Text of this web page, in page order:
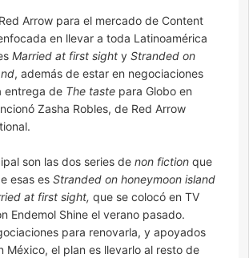
Arrow para el mercado de Content
en llevar a toda Latinoamérica
Married at first sight y Stranded on
, además de estar en negociaciones
entrega de The taste para Globo en
Zasha Robles, de Red Arrow
son las dos series de non fiction que
esas es Stranded on honeymoon island
at first sight, que se colocó en TV
Endemol Shine el verano pasado.
para renovarla, y apoyados
México, el plan es llevarlo al resto de